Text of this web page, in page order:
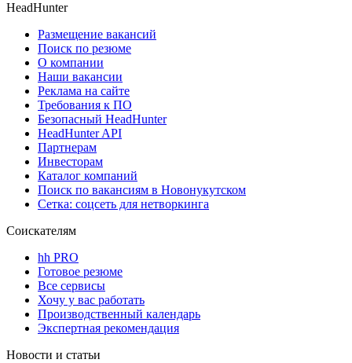
HeadHunter
Размещение вакансий
Поиск по резюме
О компании
Наши вакансии
Реклама на сайте
Требования к ПО
Безопасный HeadHunter
HeadHunter API
Партнерам
Инвесторам
Каталог компаний
Поиск по вакансиям в Новонукутском
Сетка: соцсеть для нетворкинга
Соискателям
hh PRO
Готовое резюме
Все сервисы
Хочу у вас работать
Производственный календарь
Экспертная рекомендация
Новости и статьи